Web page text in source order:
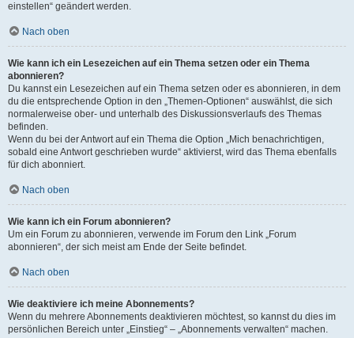
einstellen“ geändert werden.
Nach oben
Wie kann ich ein Lesezeichen auf ein Thema setzen oder ein Thema
abonnieren?
Du kannst ein Lesezeichen auf ein Thema setzen oder es abonnieren, in dem
du die entsprechende Option in den „Themen-Optionen“ auswählst, die sich
normalerweise ober- und unterhalb des Diskussionsverlaufs des Themas
befinden.
Wenn du bei der Antwort auf ein Thema die Option „Mich benachrichtigen,
sobald eine Antwort geschrieben wurde“ aktivierst, wird das Thema ebenfalls
für dich abonniert.
Nach oben
Wie kann ich ein Forum abonnieren?
Um ein Forum zu abonnieren, verwende im Forum den Link „Forum
abonnieren“, der sich meist am Ende der Seite befindet.
Nach oben
Wie deaktiviere ich meine Abonnements?
Wenn du mehrere Abonnements deaktivieren möchtest, so kannst du dies im
persönlichen Bereich unter „Einstieg“ – „Abonnements verwalten“ machen.